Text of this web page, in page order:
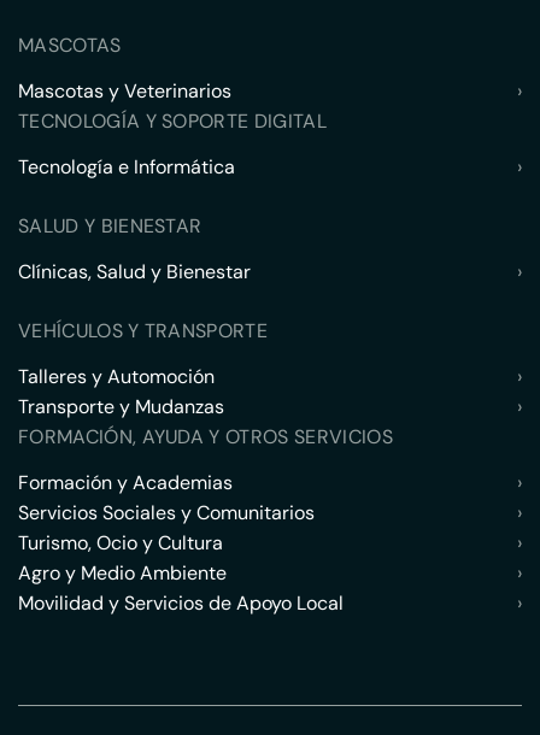
MASCOTAS
Mascotas y Veterinarios
›
TECNOLOGÍA Y SOPORTE DIGITAL
Tecnología e Informática
›
SALUD Y BIENESTAR
Clínicas, Salud y Bienestar
›
VEHÍCULOS Y TRANSPORTE
Talleres y Automoción
›
Transporte y Mudanzas
›
FORMACIÓN, AYUDA Y OTROS SERVICIOS
Formación y Academias
›
Servicios Sociales y Comunitarios
›
Turismo, Ocio y Cultura
›
Agro y Medio Ambiente
›
Movilidad y Servicios de Apoyo Local
›